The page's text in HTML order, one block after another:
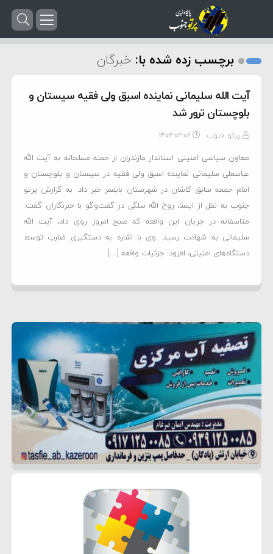
برچسب زده شده با: خبرگان
آیت الله سلیمانی نماینده اسبق ولی فقیه سیستان و
بلوچستان ترور شد
پرتو جنوب ۱۴۰۲-۰۲-۰۶
معاون سیاسی امنیتی استاندار مازندران از حمله مسلحانه به آیت الله
عباسعلی سلیمانی نماینده اسبق ولی فقیه در سیستان و بلوچستان و
امام جمعه سابق کاشان در شهرستان بابلسر خبر داد. به گزارش پرتو
جنوب به نقل از ایسنا، روح الله سلگی در گفت‌وگو با خبرنگاران گفت:
متاسفانه در جریان این واقعه که صبح امروز روی داد، آیت الله
سلیمانی به شهادت رسید. وی با اشاره به دستگیری ضارب توسط
دستگاه‌های امنیتی، افزود: جزئیات واقعه […]